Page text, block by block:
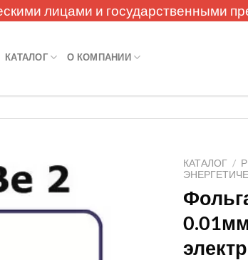
лицами и государственными
КАТАЛОГ О КОМПАНИИ
КАТАЛОГ /